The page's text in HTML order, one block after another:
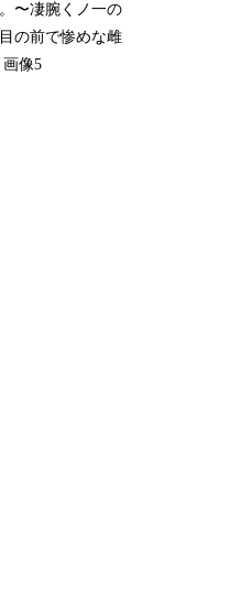
〜凄腕くノ一の
の前で惨めな雌
像5